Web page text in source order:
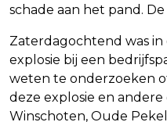
schade aan het pand.
Zaterdagochtend was in
explosie bij een
weten te onderzoeken
deze explosie en
Winschoten, Oude